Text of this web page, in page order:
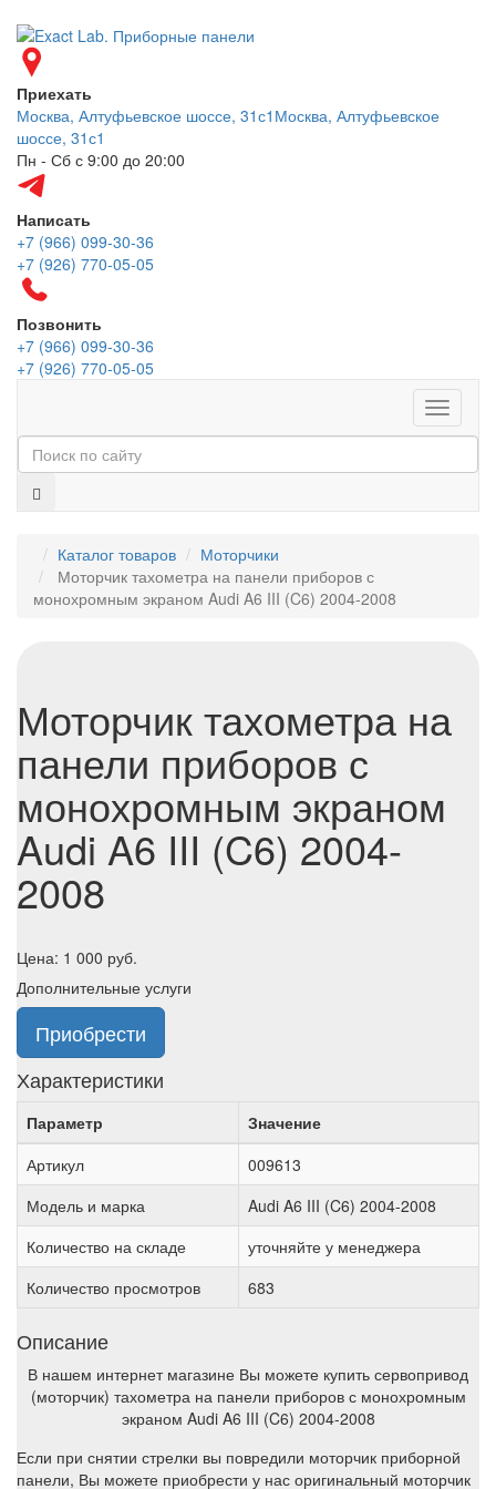
Приехать
Москва, Алтуфьевское шоссе, 31с1 Москва, Алтуфьевское
шоссе, 31с1
Пн - Сб с 9:00 до 20:00
Написать
+7 (966) 099-30-36
+7 (926) 770-05-05
Позвонить
+7 (966) 099-30-36
+7 (926) 770-05-05
Меню
Каталог товаров
Моторчики
Моторчик тахометра на панели приборов с
монохромным экраном Audi A6 III (C6) 2004-2008
Моторчик тахометра на
панели приборов с
монохромным экраном
Audi A6 III (C6) 2004-
2008
Цена: 1 000 руб.
Дополнительные услуги
Приобрести
Характеристики
Параметр
Значение
Артикул
009613
Модель и марка
Audi A6 III (C6) 2004-2008
Количество на складе
уточняйте у менеджера
Количество просмотров
683
Описание
В нашем интернет магазине Вы можете купить сервопривод
(моторчик) тахометра на панели приборов с монохромным
экраном Audi A6 III (C6) 2004-2008
Если при снятии стрелки вы повредили моторчик приборной
панели, Вы можете приобрести у нас оригинальный моторчик